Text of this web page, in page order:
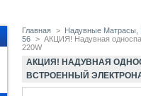
Главная > Надувные Матрасы,
56 > АКЦИЯ! Надувная
220W
АКЦИЯ! НАДУВНАЯ
ВСТРОЕННЫЙ